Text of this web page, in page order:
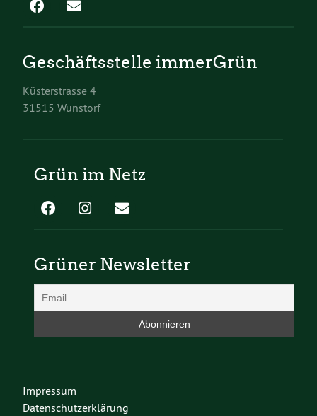
Geschäftsstelle immerGrün
Küsterstrasse 4
31515 Wunstorf
Grün im Netz
Grüner Newsletter
Impressum
Datenschutzerklärung